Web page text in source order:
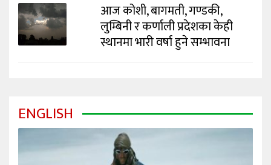
आज कोशी, बागमती, गण्डकी,
लुम्बिनी र कर्णाली प्रदेशका केही
स्थानमा भारी वर्षा हुने सम्भावना
ENGLISH